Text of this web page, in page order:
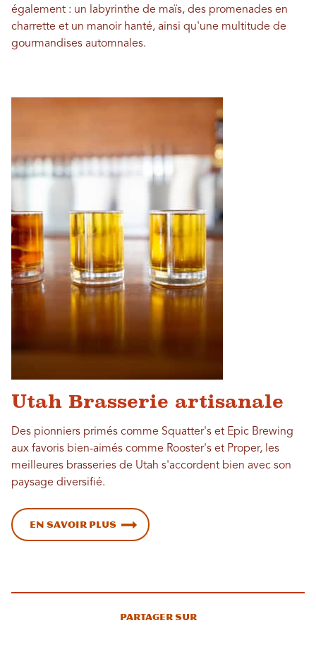
également : un labyrinthe de maïs, des promenades en
charrette et un manoir hanté, ainsi qu'une multitude de
gourmandises automnales.
Utah Brasserie artisanale
Des pionniers primés comme Squatter's et Epic Brewing
aux favoris bien-aimés comme Rooster's et Proper, les
meilleures brasseries de Utah s'accordent bien avec son
paysage diversifié.
En savoir plus
Partager sur